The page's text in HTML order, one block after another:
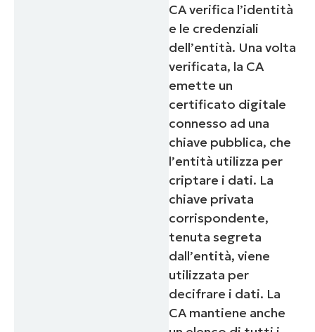
CA verifica l’identità
e le credenziali
dell’entità. Una volta
verificata, la CA
emette un
certificato digitale
connesso ad una
chiave pubblica, che
l’entità utilizza per
criptare i dati. La
chiave privata
corrispondente,
tenuta segreta
dall’entità, viene
utilizzata per
decifrare i dati. La
CA mantiene anche